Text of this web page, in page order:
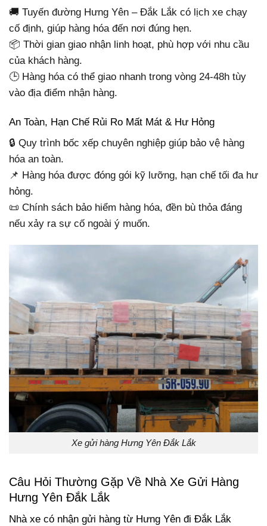
🚚 Tuyến đường Hưng Yên – Đắk Lắk có lịch xe chạy
cố định, giúp hàng hóa đến nơi đúng hẹn.
📦 Thời gian giao nhận linh hoạt, phù hợp với nhu cầu
của khách hàng.
🕒 Hàng hóa có thể giao nhanh trong vòng 24-48h tùy
vào địa điểm nhận hàng.
An Toàn, Hạn Chế Rủi Ro Mất Mát & Hư Hỏng
🔒 Quy trình bốc xếp chuyên nghiệp giúp bảo vệ hàng
hóa an toàn.
📌 Hàng hóa được đóng gói kỹ lưỡng, hạn chế tối đa hư
hỏng.
📜 Chính sách bảo hiểm hàng hóa, đền bù thỏa đáng
nếu xảy ra sự cố ngoài ý muốn.
Xe gửi hàng Hưng Yên Đắk Lắk
Câu Hỏi Thường Gặp Về Nhà Xe Gửi Hàng
Hưng Yên Đắk Lắk
Nhà xe có nhận gửi hàng từ Hưng Yên đi Đắk Lắk